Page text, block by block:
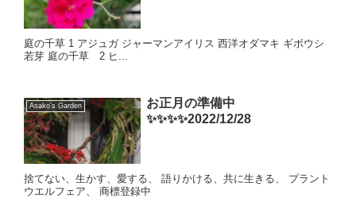
庭の千草 1 アジュガ ジャーマンアイリス 西洋オダマキ ギボウシ
若芽 庭の千草 2 ヒ...
Asako's Garden
お正月の準備中
✨✨✨✨2022/12/28
捨てない、生かす、愛する、 語りかける、共に生きる、 プラント
ウエルフェア、 商標登録中